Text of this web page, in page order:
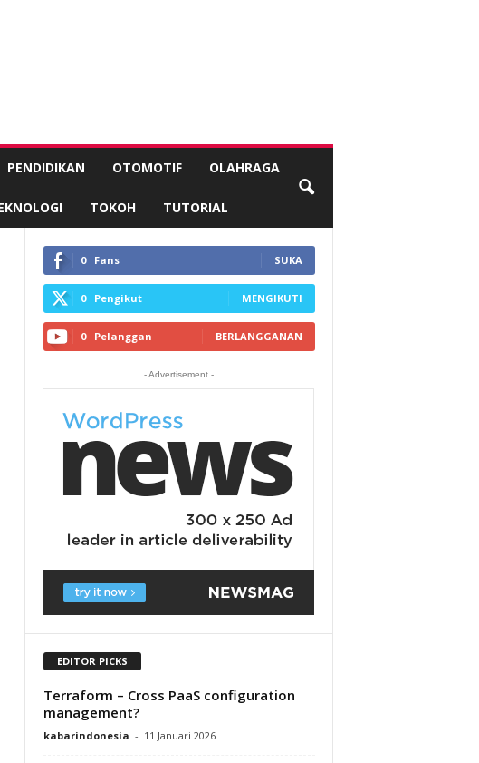
PENDIDIKAN OTOMOTIF OLAHRAGA
TOKOH TUTORIAL
0 Fans SUKA
0 Pengikut MENGIKUTI
0 Pelanggan BERLANGGANAN
- Advertisement -
EDITOR PICKS
Terraform – Cross PaaS configuration
management?
kabarindonesia - 11 Januari 2026